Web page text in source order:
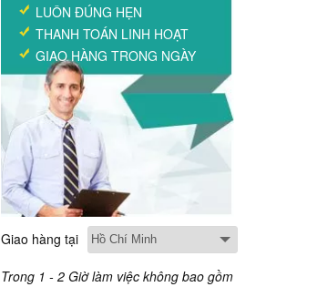
LUÔN ĐÚNG HẸN
THANH TOÁN LINH HOẠT
GIAO HÀNG TRONG NGÀY
Giao hàng tại
Trong 1 - 2 Giờ làm việc không bao gồm